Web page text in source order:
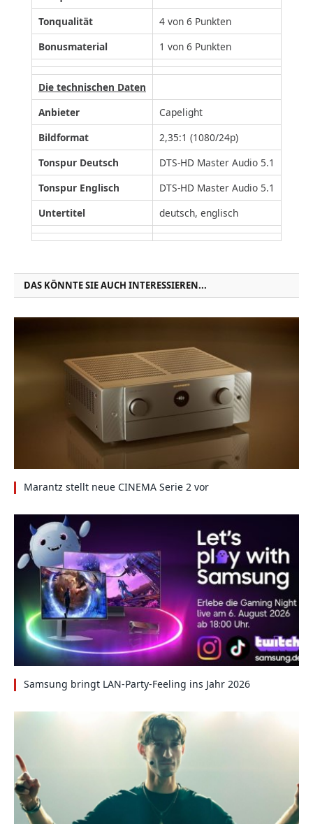
Tonqualität
4 von 6 Punkten
Bonusmaterial
1 von 6 Punkten
Die technischen Daten
Anbieter
Capelight
Bildformat
2,35:1 (1080/24p)
Tonspur Deutsch
DTS-HD Master Audio 5.1
Tonspur Englisch
DTS-HD Master Audio 5.1
Untertitel
deutsch, englisch
DAS KÖNNTE SIE AUCH INTERESSIEREN...
Marantz stellt neue CINEMA Serie 2 vor
Samsung bringt LAN-Party-Feeling ins Jahr 2026